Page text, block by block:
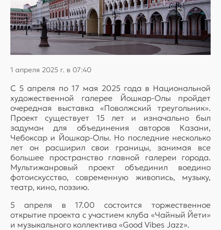
1 апреля 2025 г. в 07:40
С 5 апреля по 17 мая 2025 года в Национальной
художественной галерее Йошкар-Олы пройдет
очередная выставка «Поволжский треугольник».
Проект существует 15 лет и изначально был
задуман для объединения авторов Казани,
Чебоксар и Йошкар-Олы. Но последние несколько
лет он расширил свои границы, занимая все
большее пространство главной галереи города.
Мультижанровый проект объединил воедино
фотоискусство, современную живопись, музыку,
театр, кино, поэзию.
5 апреля в 17.00 состоится торжественное
открытие проекта с участием клуба «Чайный Йети»
и музыкального коллектива «Good Vibes Jazz».